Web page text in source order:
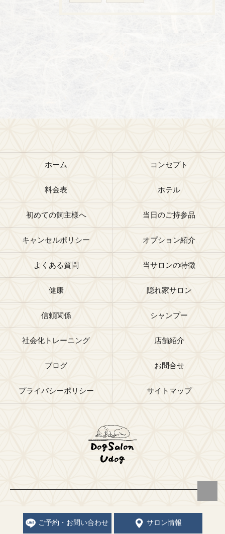
ご予約・お問い合わせ サロン情報
ホーム コンセプト
料金表 ホテル
初めての飼主様へ 当日のご持参品
キャンセルポリシー オプション紹介
よくある質問 当サロンの特徴
健康 隠れ家サロン
信頼関係 シャンプー
社会化トレーニング 店舗紹介
ブログ お問合せ
プライバシーポリシー サイトマップ
RIGHTS RESERVED.